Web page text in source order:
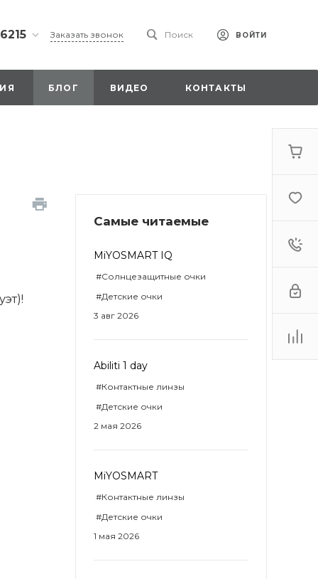
со
Заказать звонок Поиск ВОЙТИ
БЛОГ ВИДЕО КОНТАКТЫ
Самые читаемые
MiYOSMART IQ
#Солнцезащитные очки
#Детские очки
3 авг 2026
Abiliti 1 day
#Контактные линзы
#Детские очки
2 мая 2026
MiYOSMART
#Контактные линзы
#Детские очки
1 мая 2026